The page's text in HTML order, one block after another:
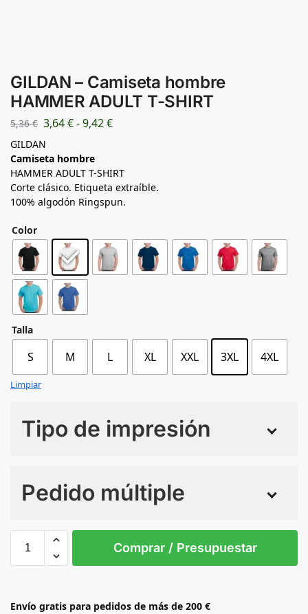
GILDAN – Camiseta hombre
HAMMER ADULT T-SHIRT
5,36€ 3,64€-9,42€
GILDAN
Camiseta hombre
HAMMER ADULT T-SHIRT
Corte clásico. Etiqueta extraíble.
100% algodón Ringspun.
Color
Talla
S M L XL XXL 3XL 4XL
Limpiar
Tipo de impresión
Pedido múltiple
L
SPORT
Comprar / Presupuestar
Envío gratis para pedidos de más de 200 €